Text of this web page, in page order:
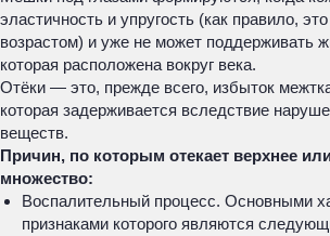
эластичность и упругость (как правило,
возрастом) и уже не может поддерживать
которая расположена вокруг века.
Отёки — это, прежде всего, избыток
которая задерживается вследствие
веществ.
Причин, по которым отекает верхнее
множество:
Воспалительный процесс. Основными
признаками которого являются